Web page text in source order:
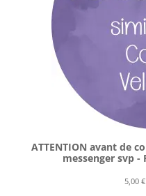
ATTENTION avant de
messenger svp -
5,00€